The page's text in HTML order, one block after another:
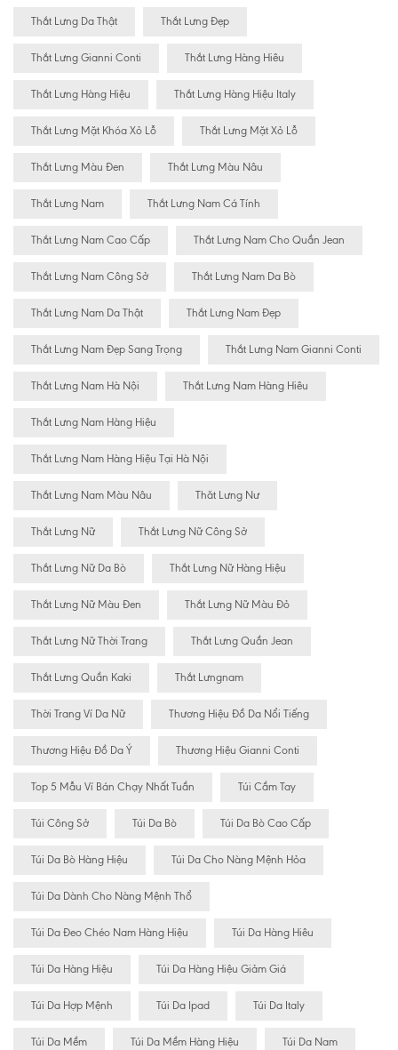
Thắt Lưng Da Thật Thắt Lưng Đẹp
Thắt Lưng Gianni Conti Thắt Lưng Hàng Hiêu
Thắt Lưng Hàng Hiệu Thắt Lưng Hàng Hiệu Italy
Thắt Lưng Mặt Khóa Xỏ Lỗ Thắt Lưng Mặt Xỏ Lỗ
Thắt Lưng Màu Đen Thắt Lưng Màu Nâu
Thắt Lưng Nam Thắt Lưng Nam Cá Tính
Thắt Lưng Nam Cao Cấp Thắt Lưng Nam Cho Quần Jean
Thắt Lưng Nam Công Sở Thắt Lưng Nam Da Bò
Thắt Lưng Nam Da Thật Thắt Lưng Nam Đẹp
Thắt Lưng Nam Đẹp Sang Trọng Thắt Lưng Nam Gianni Conti
Thắt Lưng Nam Hà Nội Thắt Lưng Nam Hàng Hiêu
Thắt Lưng Nam Hàng Hiệu
Thắt Lưng Nam Hàng Hiệu Tại Hà Nội
Thắt Lưng Nam Màu Nâu Thăt Lưng Nư
Thắt Lưng Nữ Thắt Lưng Nữ Công Sở
Thắt Lưng Nữ Da Bò Thắt Lưng Nữ Hàng Hiệu
Thắt Lưng Nữ Màu Đen Thắt Lưng Nữ Màu Đỏ
Thắt Lưng Nữ Thời Trang Thắt Lưng Quần Jean
Thắt Lưng Quần Kaki Thắt Lưngnam
Thời Trang Ví Da Nữ Thương Hiệu Đồ Da Nổi Tiếng
Thương Hiệu Đồ Da Ý Thương Hiệu Gianni Conti
Top 5 Mẫu Ví Bán Chạy Nhất Tuần Túi Cầm Tay
Túi Công Sở Túi Da Bò Túi Da Bò Cao Cấp
Túi Da Bò Hàng Hiệu Túi Da Cho Nàng Mệnh Hỏa
Túi Da Dành Cho Nàng Mệnh Thổ
Túi Da Đeo Chéo Nam Hàng Hiệu Túi Da Hàng Hiêu
Túi Da Hàng Hiệu Túi Da Hàng Hiệu Giảm Giá
Túi Da Hợp Mệnh Túi Da Ipad Túi Da Italy
Túi Da Mềm Túi Da Mềm Hàng Hiệu Túi Da Nam